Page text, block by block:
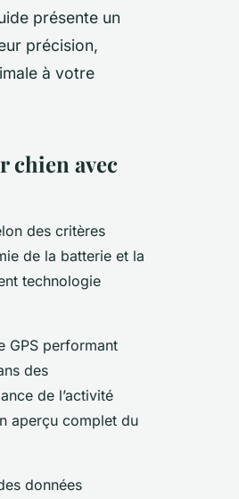
présente un
précision,
à votre
chien avec
des critères
de la batterie et la
technologie
GPS performant
des
de l’activité
aperçu complet du
données